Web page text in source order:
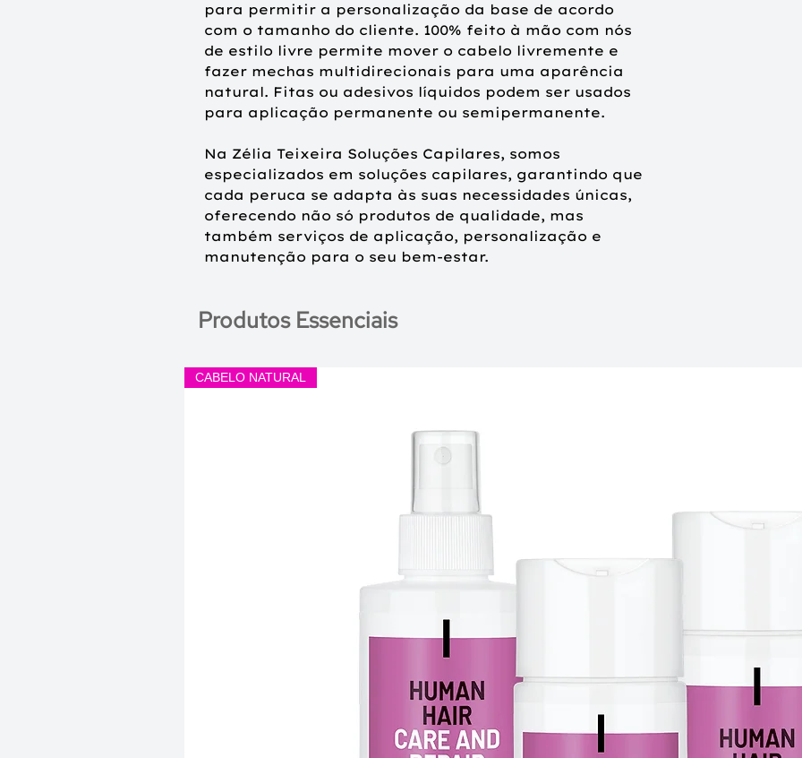
para permitir a personalização da base de acordo
com o tamanho do cliente. 100% feito à mão com nós
de estilo livre permite mover o cabelo livremente e
fazer mechas multidirecionais para uma aparência
natural. Fitas ou adesivos líquidos podem ser usados
para aplicação permanente ou semipermanente.
Na Zélia Teixeira Soluções Capilares, somos
especializados em soluções capilares, garantindo que
cada peruca se adapta às suas necessidades únicas,
oferecendo não só produtos de qualidade, mas
também serviços de aplicação, personalização e
manutenção para o seu bem-estar.
Produtos Essenciais
CABELO NATURAL